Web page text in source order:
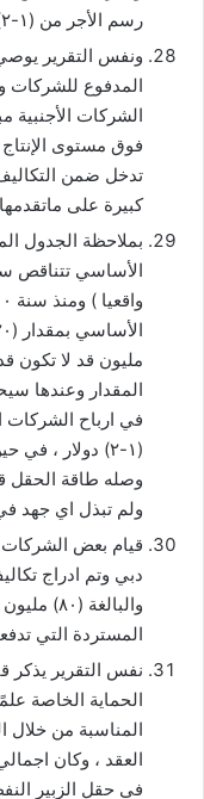
رسم الأجر من (١-٢) دولار على جميع كميات الغاز المنتج
ونفس التقرير
المدفوع للشركات
فوق مستوى
تدخل ضمن التكاليف
كبيرة على
بملاحظة الجدول
الأساسي تتناقص
مليون قد لا تكون
المقدار وعندها
في ارباح الشركات
(١-٢) دولار ،
وصله طاقة الحقل
ولم تبذل اي جهد
قيام بعض الشركات
والبالغة
المستردة التي
نفس التقرير يذكر
الحماية الخاصة
المناسبة من خلال
العقد ، وكان